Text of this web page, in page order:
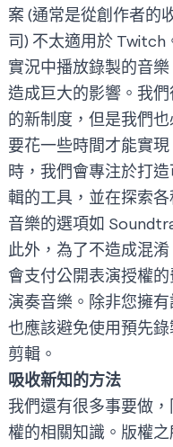
案 (通常是從創作者的
司) 不太適用於 Twitch
實況中播放錄製的音
造成巨大的影響。我
的新制度，但是我們
要花一些時間才能實
時，我們會專注於打
輯的工具，並在探索
音樂的選項如
此外，為了不造成混
會支付公開表演授權
演奏音樂。除非您擁
也應該避免使用預先
剪輯。
吸收新知的方法
我們還有很多事要做
權的相關知識。版權